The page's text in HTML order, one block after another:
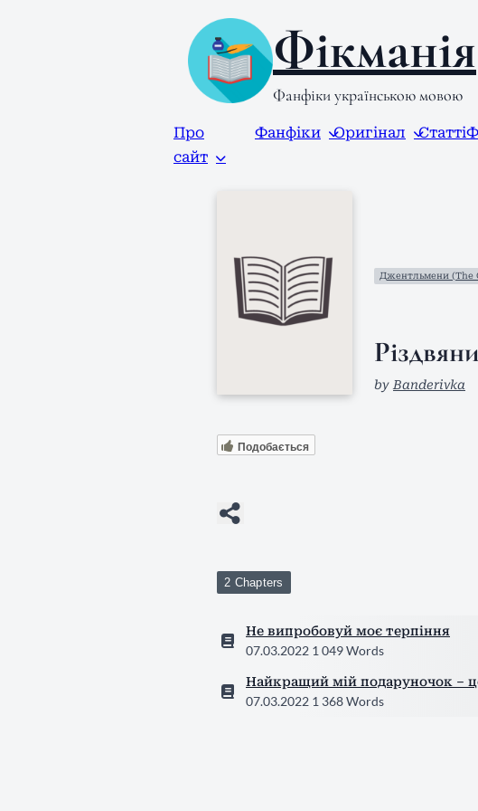
Фікманія
Фанфіки українською мовою
Про
сайт
Фанфіки Оригінал Статті
Джентльмени (The
by Banderivka
Подобається
2 Chapters
Не випробовуй моє терпіння
07.03.2022 1 049 Words
Найкращий мій подаруночок –
07.03.2022 1 368 Words